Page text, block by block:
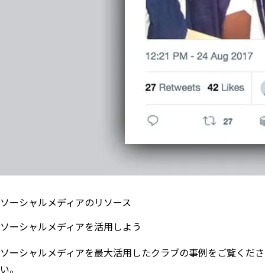
ソーシャルメディアのリソース
ソーシャルメディアを活用しよう
ソーシャルメディアを最大活用したクラブの事例をご覧くださ
い。